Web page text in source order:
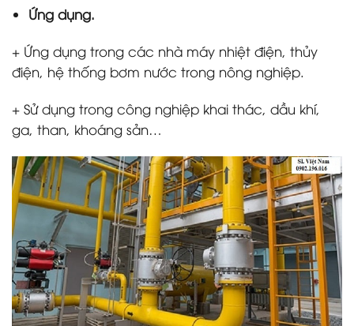
Ứng dụng.
+ Ứng dụng trong các nhà máy nhiệt điện, thủy
điện, hệ thống bơm nước trong nông nghiệp.
+ Sử dụng trong công nghiệp khai thác, dầu khí,
ga, than, khoáng sản…